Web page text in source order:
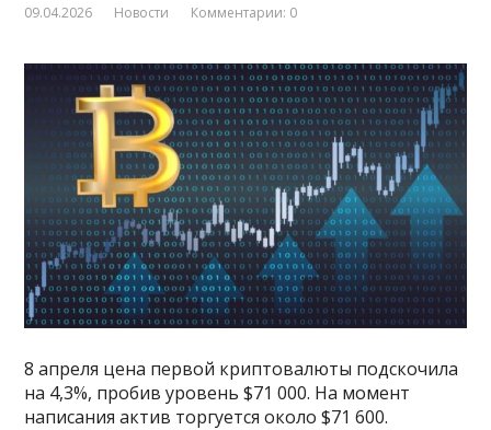
09.04.2026 Новости Комментарии: 0
8 апреля цена первой криптовалюты подскочила
на 4,3%, пробив уровень $71 000. На момент
написания актив торгуется около $71 600.